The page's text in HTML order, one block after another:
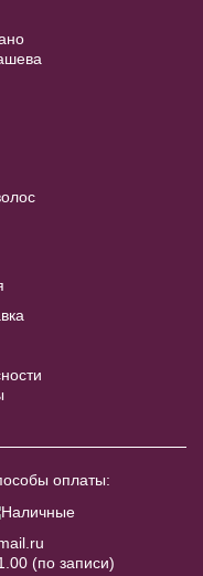
Bride
оплаты:
(по записи)